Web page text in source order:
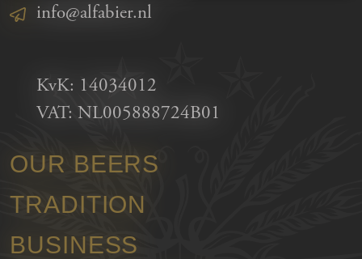
info@alfabier.nl
KvK: 14034012
VAT: NL005888724B01
OUR BEERS
TRADITION
BUSINESS